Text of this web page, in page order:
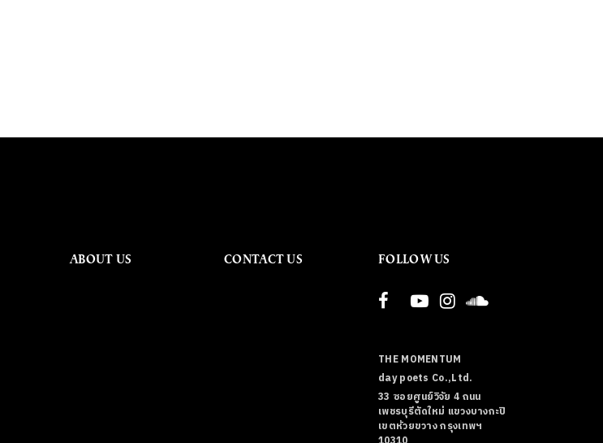
ABOUT US CONTACT US FOLLOW US
THE MOMENTUM
day poets Co.,Ltd.
33 ซอยศูนย์วิจัย 4 ถนน
เพชรบุรีตัดใหม่ แขวงบางกะปิ
เขตห้วยขวาง กรุงเทพฯ